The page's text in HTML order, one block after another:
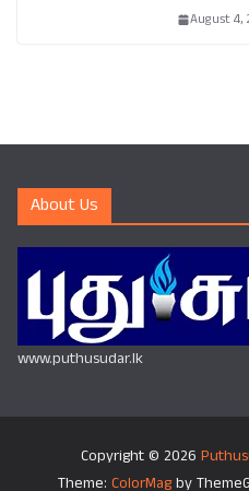
August 4,
About Us
www.puthusudar.lk
Copyright © 2026
Theme: ColorMagby